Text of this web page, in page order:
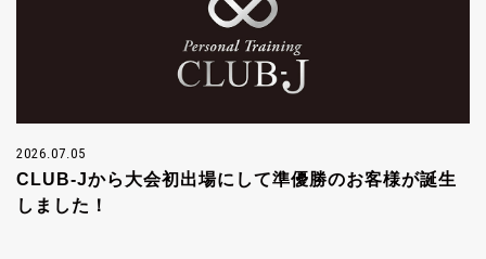
2026.07.05
CLUB-Jから大会初出場にして準優勝のお客様が誕生
しました！